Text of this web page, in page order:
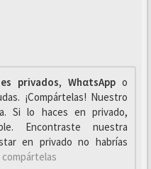
privados, WhαtsAppo
¡Compártelas! Nuestro
Si lo haces en privado,
Encontraste nuestra
en privado no habrías